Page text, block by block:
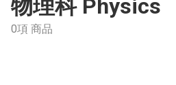
物理科 Physics
0項 商品